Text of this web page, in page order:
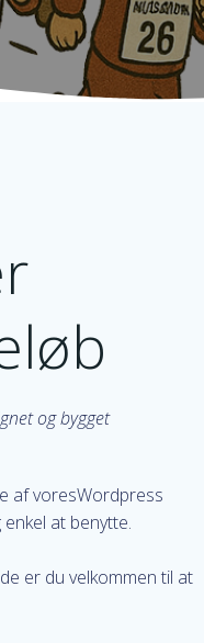
og bygget
af voresWordpress
at benytte.
er du velkommen til at